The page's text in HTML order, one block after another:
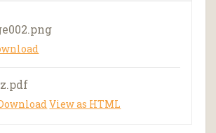
View as HTML